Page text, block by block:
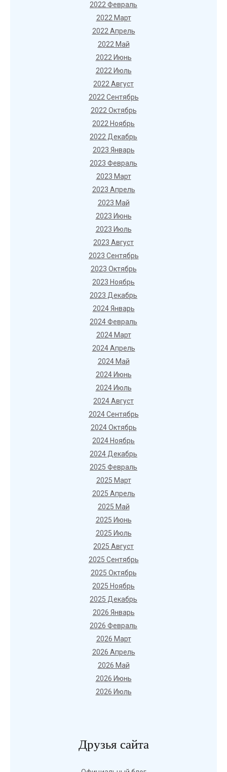
2022 Февраль
2022 Март
2022 Апрель
2022 Май
2022 Июнь
2022 Июль
2022 Август
2022 Сентябрь
2022 Октябрь
2022 Ноябрь
2022 Декабрь
2023 Январь
2023 Февраль
2023 Март
2023 Апрель
2023 Май
2023 Июнь
2023 Июль
2023 Август
2023 Сентябрь
2023 Октябрь
2023 Ноябрь
2023 Декабрь
2024 Январь
2024 Февраль
2024 Март
2024 Апрель
2024 Май
2024 Июнь
2024 Июль
2024 Август
2024 Сентябрь
2024 Октябрь
2024 Ноябрь
2024 Декабрь
2025 Февраль
2025 Март
2025 Апрель
2025 Май
2025 Июнь
2025 Июль
2025 Август
2025 Сентябрь
2025 Октябрь
2025 Ноябрь
2025 Декабрь
2026 Январь
2026 Февраль
2026 Март
2026 Апрель
2026 Май
2026 Июнь
2026 Июль
Друзья сайта